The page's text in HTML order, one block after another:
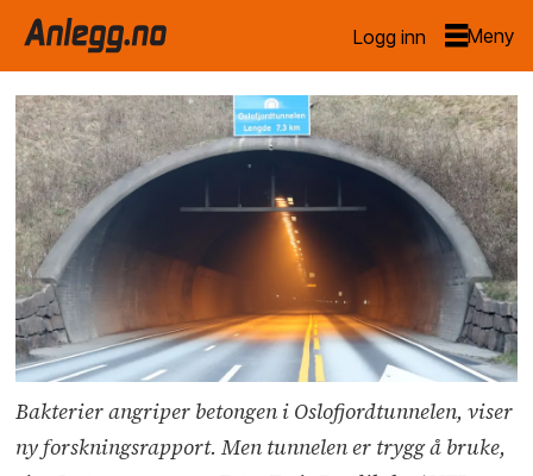
Logg inn
Bakterier angriper betongen i Oslofjordtunnelen, viser
ny forskningsrapport. Men tunnelen er trygg å bruke,